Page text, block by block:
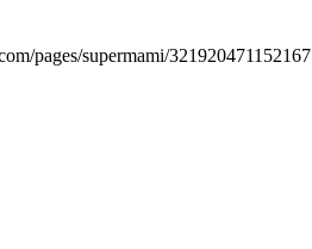
pages/supermami/321920471152167